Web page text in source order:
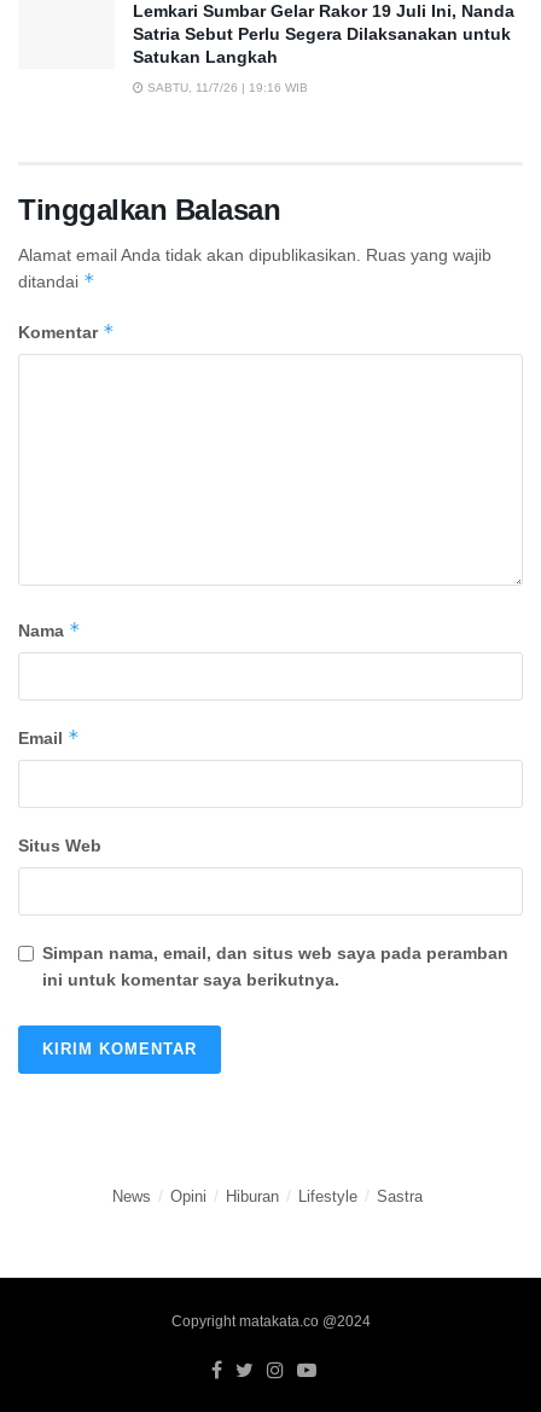
Lemkari Sumbar Gelar Rakor 19 Juli Ini, Nanda
Satria Sebut Perlu Segera Dilaksanakan untuk
Satukan Langkah
SABTU, 11/7/26 | 19:16 WIB
Tinggalkan Balasan
Alamat email Anda tidak akan dipublikasikan.
Ruas yang wajib
ditandai *
Komentar *
Nama *
Email *
Situs Web
Simpan nama, email, dan situs web saya pada peramban
ini untuk komentar saya berikutnya.
News Opini Hiburan Lifestyle Sastra
Copyright matakata.co @2024